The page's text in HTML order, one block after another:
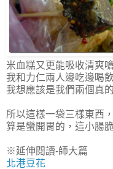
米血糕又更能吸收清爽
我和力仁兩人邊吃邊喝
我想應該是我們兩個真
所以這樣一袋三樣東西
算是蠻開胃的，這小腸
※延伸閱讀-師大篇
北港豆花